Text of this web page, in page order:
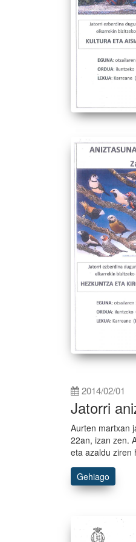
2014/02/01
Jatorri
Aurten martxan
22an, izan zen.
eta azaldu ziren
Gehiago